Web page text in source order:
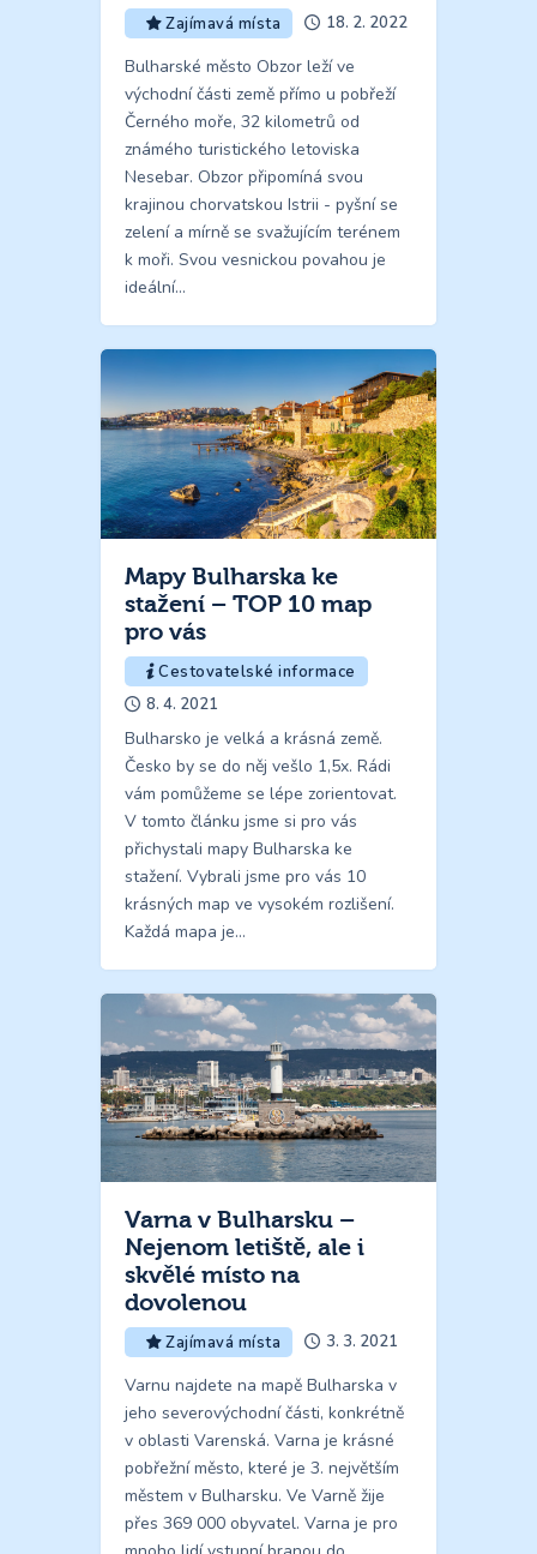
Zajímavá místa 18. 2. 2022
Bulharské město Obzor leží ve
východní části země přímo u pobřeží
Černého moře, 32 kilometrů od
známého turistického letoviska
Nesebar. Obzor připomíná svou
krajinou chorvatskou Istrii - pyšní se
zelení a mírně se svažujícím terénem
k moři. Svou vesnickou povahou je
ideální…
Mapy Bulharska ke
stažení – TOP 10 map
pro vás
Cestovatelské informace
8. 4. 2021
Bulharsko je velká a krásná země.
Česko by se do něj vešlo 1,5x. Rádi
vám pomůžeme se lépe zorientovat.
V tomto článku jsme si pro vás
přichystali mapy Bulharska ke
stažení. Vybrali jsme pro vás 10
krásných map ve vysokém rozlišení.
Každá mapa je…
Varna v Bulharsku –
Nejenom letiště, ale i
skvělé místo na
dovolenou
Zajímavá místa 3. 3. 2021
Varnu najdete na mapě Bulharska v
jeho severovýchodní části, konkrétně
v oblasti Varenská. Varna je krásné
pobřežní město, které je 3. největším
městem v Bulharsku. Ve Varně žije
přes 369 000 obyvatel. Varna je pro